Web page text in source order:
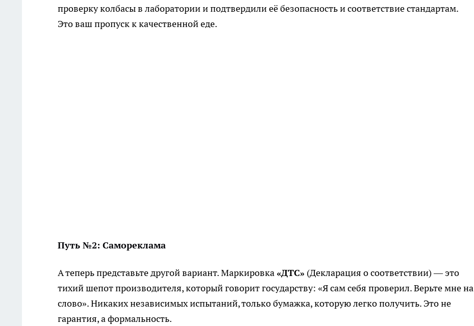
проверку колбасы в лаборатории и подтвердили её безопасность и соответствие стандартам.
Это ваш пропуск к качественной еде.
Путь №2: Самореклама
А теперь представьте другой вариант. Маркировка «ДТС» (Декларация о соответствии) — это
тихий шепот производителя, который говорит государству: «Я сам себя проверил. Верьте мне на
слово». Никаких независимых испытаний, только бумажка, которую легко получить. Это не
гарантия, а формальность.